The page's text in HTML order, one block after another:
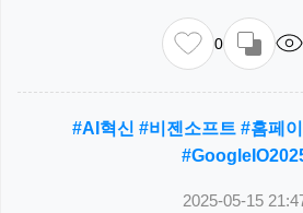
0
#AI혁신 #비젠소프트 #홈페
2025-05-15